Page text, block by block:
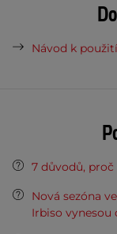
Návod k
7 důvodů,
Nová sezóna
Irbiso vynesou